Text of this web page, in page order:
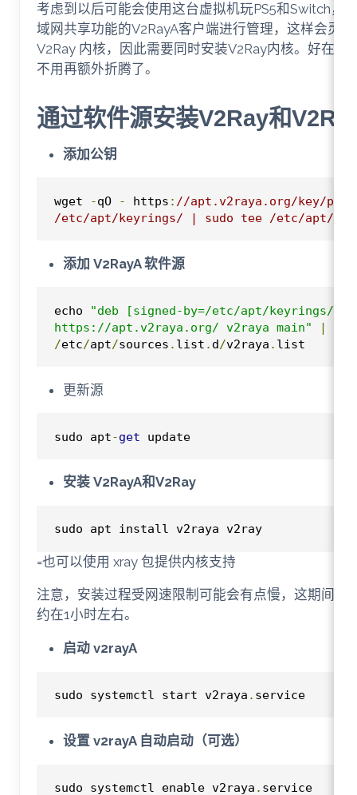
考虑到以后可能会使用这台虚拟机玩PS5和Switch，
域网共享功能的V2RayA客户端进行管理，这样会灵
V2Ray 内核，因此需要同时安装V2Ray内核。好在
不用再额外折腾了。
通过软件源安装V2Ray和
添加公钥
wget -qO - https : //apt.v2raya.org/key/
/etc/apt/keyrings/ | sudo tee /etc/apt/
添加 V2RayA 软件源
echo
"deb [signed-by=/etc/apt/keyrings/
https://apt.v2raya.org/ v2raya main"
|
/etc/apt/sources . list . d/v2raya . list
更新源
sudo apt-get update
安装 V2RayA和V2Ray
sudo apt install v2raya v2ray
=也可以使用 xray 包提供内核支持
注意，安装过程受网速限制可能会有点慢，这期间可
约在1小时左右。
启动 v2rayA
sudo systemctl start v2raya . service
设置 v2rayA 自动启动（可选）
sudo systemctl enable v2raya . service